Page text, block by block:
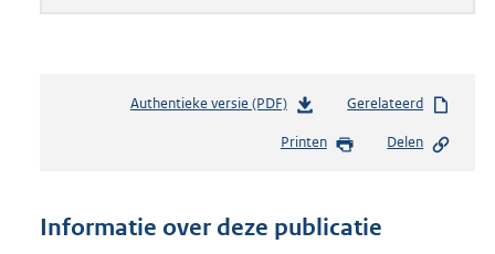
Authentieke versie (PDF)b
s
n
Gerelateerd
Printen Delen
Informatie over deze publicatie